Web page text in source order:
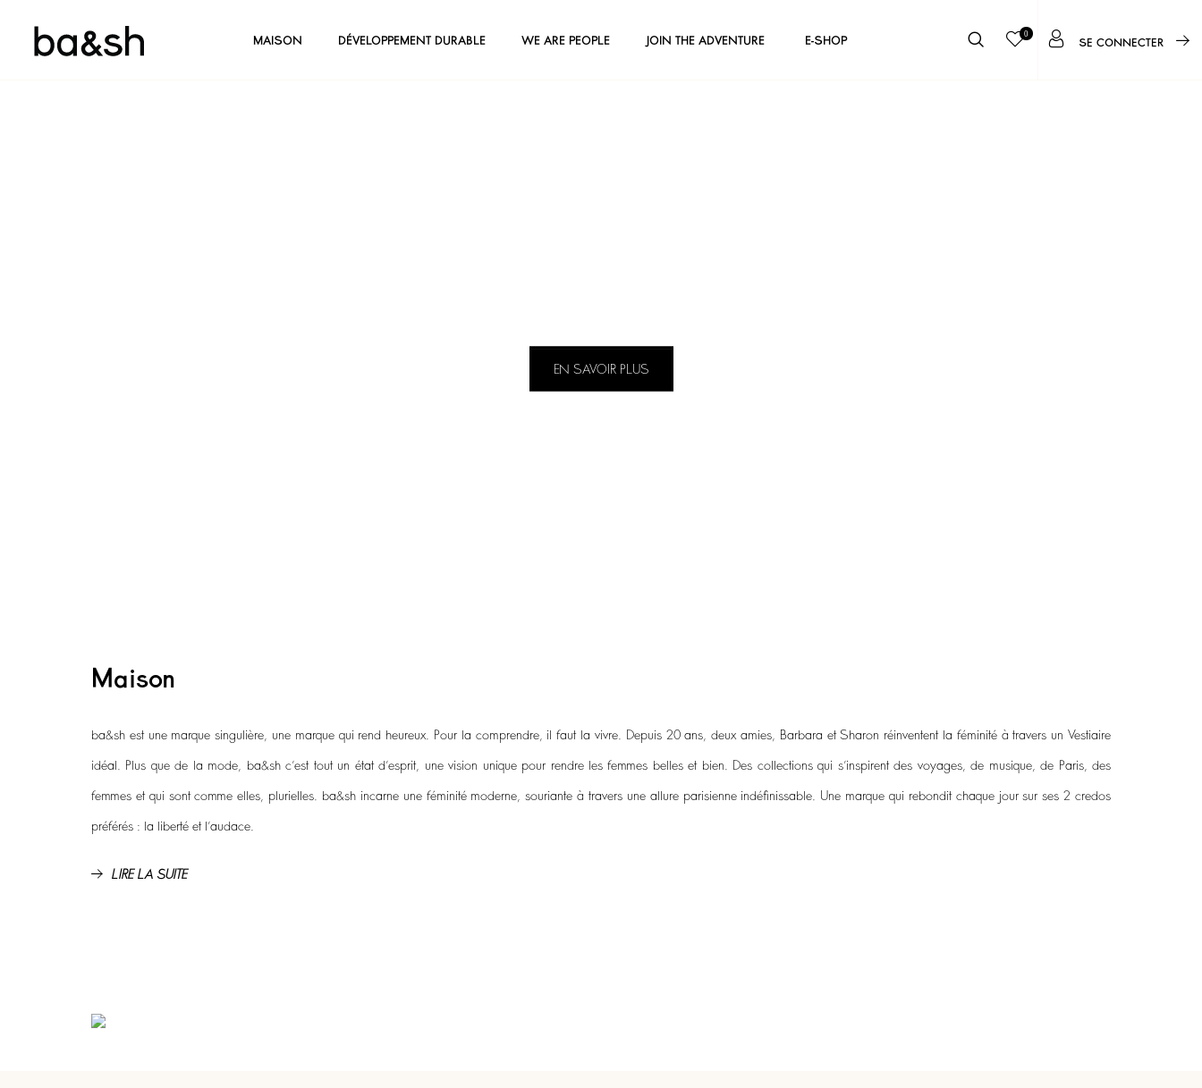
MAISON DÉVELOPPEMENT DURABLE WE ARE PEOPLE JOIN THE ADVENTURE E-SHOP
0
SE CONNECTER
EN SAVOIR PLUS
Maison
ba&sh est une marque singulière, une marque qui rend heureux. Pour la comprendre, il faut la vivre. Depuis 20 ans, deux amies, Barbara et Sharon réinventent la féminité à travers un Vestiaire
idéal. Plus que de la mode, ba&sh c’est tout un état d’esprit, une vision unique pour rendre les femmes belles et bien. Des collections qui s’inspirent des voyages, de musique, de Paris, des
femmes et qui sont comme elles, plurielles. ba&sh incarne une féminité moderne, souriante à travers une allure parisienne indéfinissable. Une marque qui rebondit chaque jour sur ses 2 credos
préférés : la liberté et l’audace.
LIRE LA SUITE